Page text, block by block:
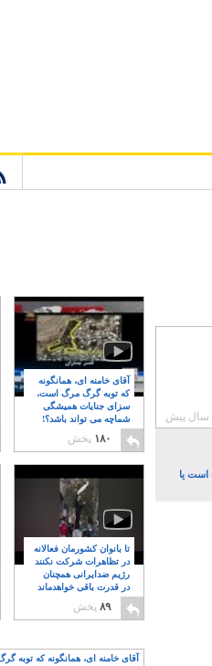
است یا
آقای خامنه ای، همانگونه
که توبه گرگ مرگ است،
سزای جنایات همیشگی
شماچه می تواند باشد؟!
۸
۱۸۰ پخش
تا بانوان کشورمان فعالانه
در تظاهرات شرکت نکنند
رژیم ضدایرانی همچنان
در قدرت باقی خواهدماند
۸
۸۹ پخش
آقای خامنه ای، همانگونه که توبه